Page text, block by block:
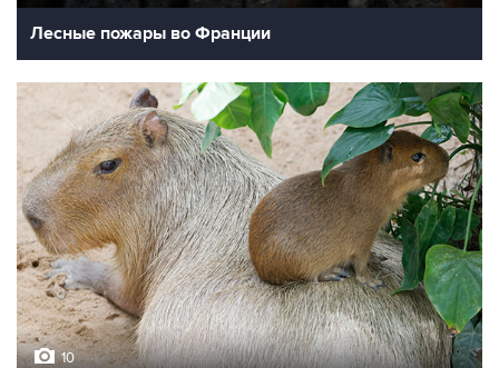
Лесные пожары во Франции
10